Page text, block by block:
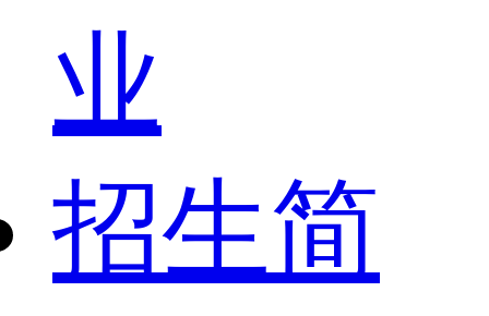
业
招生简